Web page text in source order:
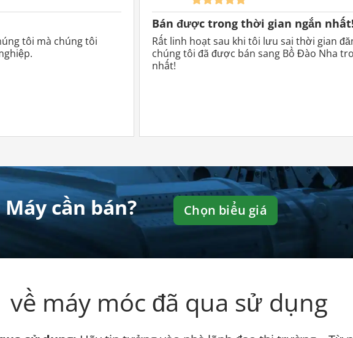
giá Standard, Professional và Premium
37%
giảm giá
49,80 €
đăng
52%
giảm giá
37,90 €
Quảng cáo
đăng
70%
giảm giá
23,96 €
đăng
77%
giảm giá
17,98 €
Quảng cáo
đăng
91%
giảm
/ tháng
tôi mà chúng tôi
Bán được trong thời gian ngắn nhất!
Rất linh hoạt sau khi tôi lưu sai thời gian
chúng tôi đã được bán sang Bồ Đào Nha
nhất!
Máy cần bán? Chọn biểu giá
về máy móc đã qua sử dụng